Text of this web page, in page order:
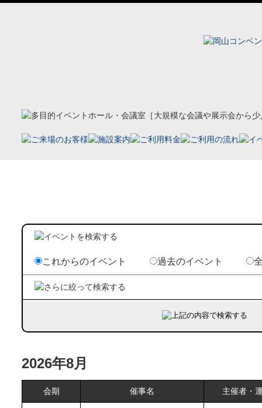
これからのイベント 過去のイベント
2026年8月
会期 催事名 主催者・